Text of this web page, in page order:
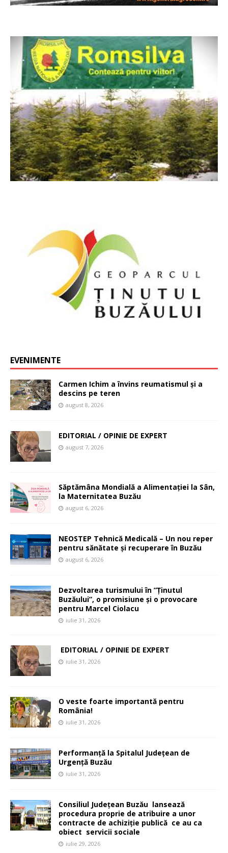
EVENIMENTE
Carmen Ichim a învins reumatismul și a
descins pe teren
august 8, 2026
EDITORIAL / OPINIE DE EXPERT
august 7, 2026
Săptămâna Mondială a Alimentației la Sân,
la Maternitatea Buzău
august 6, 2026
NEOSTEP Tehnică Medicală – Un nou reper
pentru sănătate și recuperare în Buzău
august 6, 2026
Dezvoltarea turismului în ”Ținutul
Buzăului”, o promisiune și o provocare
pentru Marcel Ciolacu
iulie 31, 2026
EDITORIAL / OPINIE DE EXPERT
iulie 31, 2026
O veste foarte importantă pentru
România!
iulie 31, 2026
Performanță la Spitalul Județean de
Urgență Buzău
iulie 31, 2026
Consiliul Județean Buzău lansează
procedura proprie de atribuire a unor
contracte de achiziție publică ce au ca
obiect servicii sociale
iulie 29, 2026